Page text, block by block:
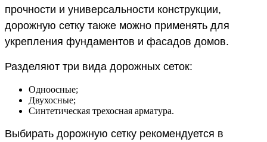
прочности и универсальности конструкции,
дорожную сетку также можно применять для
укрепления фундаментов и фасадов домов.
Разделяют три вида дорожных сеток:
Одноосные;
Двухосные;
Синтетическая трехосная арматура.
Выбирать дорожную сетку рекомендуется в